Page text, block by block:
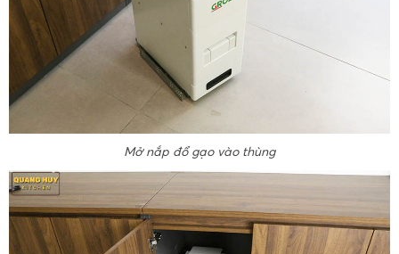
Mở nắp đổ gạo vào thùng